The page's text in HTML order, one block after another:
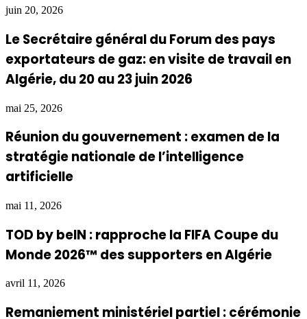
juin 20, 2026
Le Secrétaire général du Forum des pays
exportateurs de gaz: en visite de travail en
Algérie, du 20 au 23 juin 2026
mai 25, 2026
Réunion du gouvernement : examen de la
stratégie nationale de l’intelligence
artificielle
mai 11, 2026
TOD by beIN : rapproche la FIFA Coupe du
Monde 2026™ des supporters en Algérie
avril 11, 2026
Remaniement ministériel partiel : cérémonie